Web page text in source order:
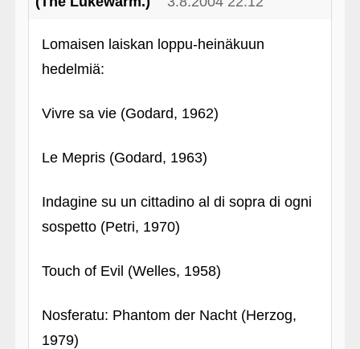
Lomaisen laiskan loppu-heinäkuun
hedelmiä:
Vivre sa vie (Godard, 1962)
Le Mepris (Godard, 1963)
Indagine su un cittadino al di sopra di ogni
sospetto (Petri, 1970)
Touch of Evil (Welles, 1958)
Nosferatu: Phantom der Nacht (Herzog,
1979)